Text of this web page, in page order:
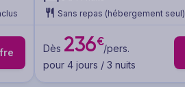
Sans repas (hébergement seul)
Dès 236€/pers.
pour 4 jours / 3 nuits